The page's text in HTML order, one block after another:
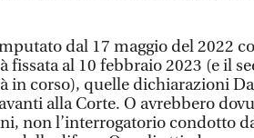
dal 17 maggio del 2022
fissata al 10 febbraio 2023 (e il
in corso), quelle dichiarazioni
alla Corte. O avrebbero
non l’interrogatorio condotto